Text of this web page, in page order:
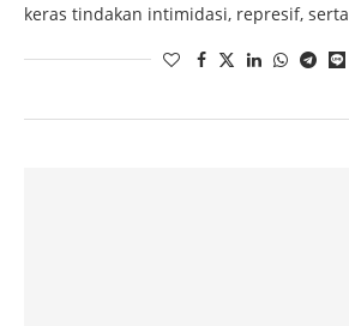
keras tindakan intimidasi, represif,